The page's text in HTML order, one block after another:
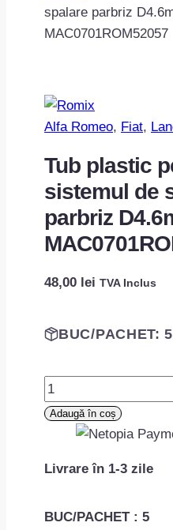
spalare parbriz
MAC0701ROM52057
Alfa Romeo, Fiat,
Tub plastic
sistemul de
parbriz
48,00 lei TVA Inclus
BUC/PACHET: 5
Cantitate
Tub
plastic
sistemul
spalare
Adaugă în coș
Livrare în 1-3 zile
BUC/PACHET : 5